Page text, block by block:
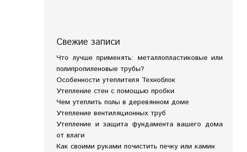
Свежие записи
Что лучше применять: металлопластиковые или
полипропиленовые трубы?
Особенности утеплителя Техноблок
Утепление стен с помощью пробки
Чем утеплить полы в деревянном доме
Утепление вентиляционных труб
Утепление и защита фундамента вашего дома
от влаги
Как своими руками почистить печку или камин